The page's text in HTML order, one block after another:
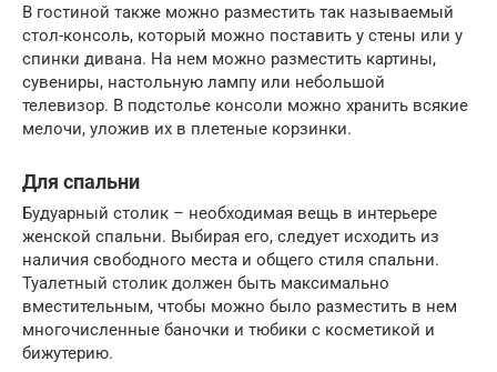
В гостиной также можно разместить так называемый
стол-консоль, который можно поставить у стены или у
спинки дивана. На нем можно разместить картины,
сувениры, настольную лампу или небольшой
телевизор. В подстолье консоли можно хранить всякие
мелочи, уложив их в плетеные корзинки.
Для спальни
Будуарный столик – необходимая вещь в интерьере
женской спальни. Выбирая его, следует исходить из
наличия свободного места и общего стиля спальни.
Туалетный столик должен быть максимально
вместительным, чтобы можно было разместить в нем
многочисленные баночки и тюбики с косметикой и
бижутерию.